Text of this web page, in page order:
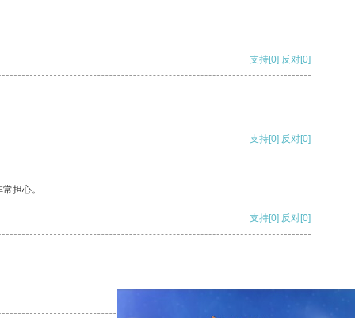
支持[0] 反对[0]
支持[0] 反对[0]
担心。
支持[0] 反对[0]